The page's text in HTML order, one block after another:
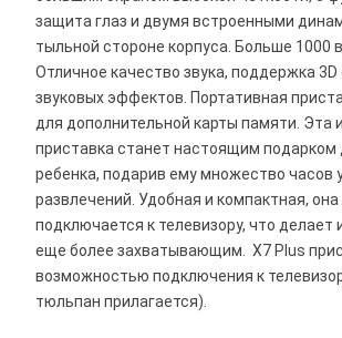
защита глаз и двумя встроенными
тыльной стороне корпуса. Больше 1000
Отличное качество звука, поддержка
звуковых эффектов. Портативная
для дополнительной карты памяти. Эта
приставка станет настоящим подарком
ребенка, подарив ему множество часов
развлечений. Удобная и компактная, она
подключается к телевизору, что делает
еще более захватывающим. X7 Plus
возможностью подключения к
тюльпан прилагается).